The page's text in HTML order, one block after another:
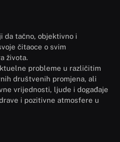
da tačno, objektivno i
čitaoce o svim
života.
probleme u različitim
društvenih promjena, ali
vrijednosti, ljude i događaje
i pozitivne atmosfere u